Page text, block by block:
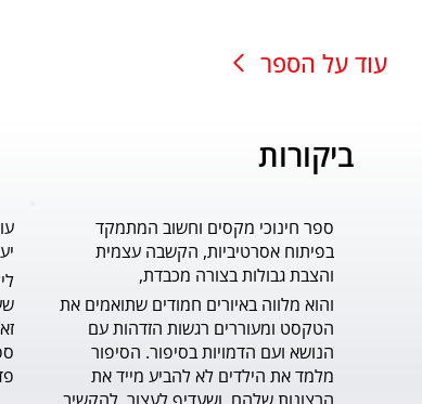
עוד על הספר
ביקורות
ספר חינוכי מקסים וחשוב המתמקד
בפיתוח אסרטיביות, הקשבה עצמית
והצבת גבולות בצורה מכבדת,
והוא מלווה באיורים חמודים שתואמים את
הנושא ועם הדמויות בסיפור. הסיפור
מלמד את הילדים לא להביע מייד את